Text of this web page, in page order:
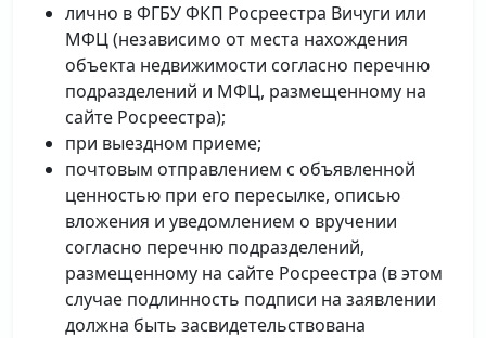
лично в ФГБУ ФКП Росреестра Вичуги или
МФЦ (независимо от места нахождения
объекта недвижимости согласно перечню
подразделений и МФЦ, размещенному на
сайте Росреестра);
при выездном приеме;
почтовым отправлением с объявленной
ценностью при его пересылке, описью
вложения и уведомлением о вручении
согласно перечню подразделений,
размещенному на сайте Росреестра (в этом
случае подлинность подписи на заявлении
должна быть засвидетельствована